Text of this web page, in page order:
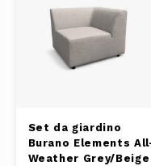
Set da giardino
Burano Elements
Weather Grey/